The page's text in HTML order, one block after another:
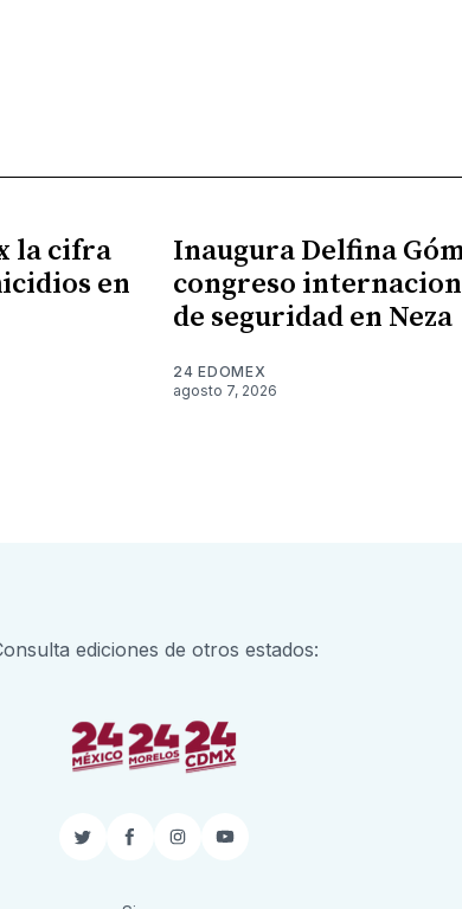
la cifra
en
Inaugura Delfina
congreso
de seguridad en Neza
24 EDOMEX
agosto 7, 2026
ediciones de otros estados:
TwitterFacebook
InstagramYouTube